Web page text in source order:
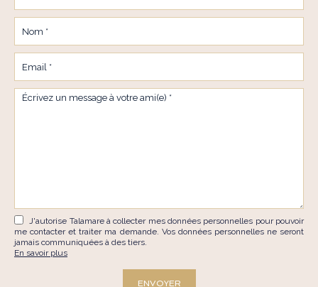
J'autorise Talamare à collecter mes données personnelles pour pouvoir
me contacter et traiter ma demande. Vos données personnelles ne seront
jamais communiquées à des tiers.
En savoir plus